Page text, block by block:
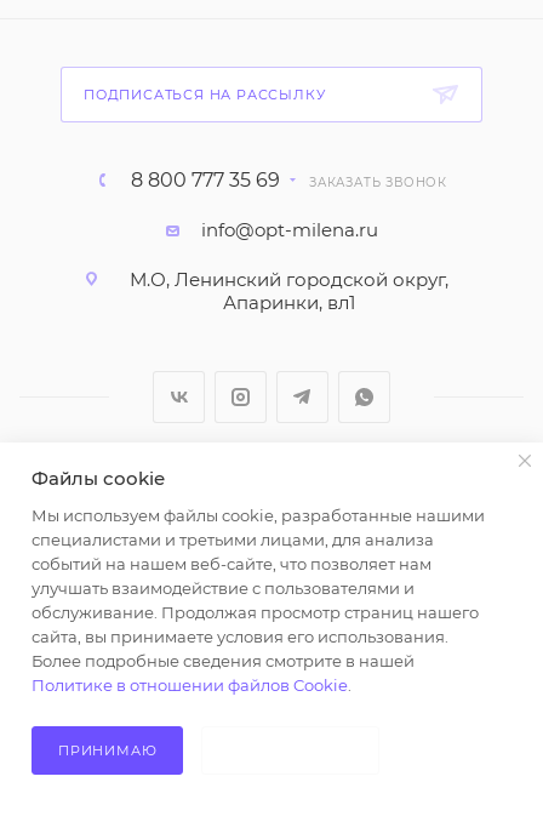
ПОДПИСАТЬСЯ НА РАССЫЛКУ
8 800 777 35 69 ЗАКАЗАТЬ ЗВОНОК
info@opt-milena.ru
М.О, Ленинский городской округ,
Апаринки, вл1
2026 © ООО "Вайт Текстиль групп"
Любая информация на сайте носит справочный
характер и не является публичной офертой
определяемой положениями пункта 2 статьи 437
Гражданского кодекса Российской Федерации.
Использование любых материалов, опубликованных
на https://opt-milena.ru, допустимо только при
наличии письменного разрешения редакции и
активной ссылки на https://opt-milena.ru
Файлы cookie
Мы используем файлы cookie, разработанные нашими
специалистами и третьими лицами, для анализа
событий на нашем веб-сайте, что позволяет нам
улучшать взаимодействие с пользователями и
обслуживание. Продолжая просмотр страниц нашего
сайта, вы принимаете условия его использования.
Более подробные сведения смотрите в нашей
Политике в отношении файлов Cookie
ПРИНИМАЮ